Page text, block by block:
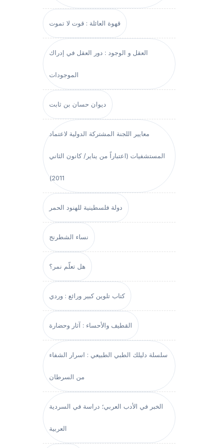
قهوة العائلة : قوت لا تموت
العقل و الوجود : دور العقل في إدراك
الموجودات
ديوان حسان بن ثابت
معايير اللجنة المشتركة الدولية لاعتماد
المستشفيات (اعتباراً من يناير/ كانون الثاني
2011)
دولة فلسطينية للهنود الحمر
نساء الشطرنج
هل تعلّم نمر؟
كتاب تلوين كبير ورائع : وردي
القطيف والأحساء : آثار وحضارة
سلسلة دليلك الطبي الطبيعي : اسرار الشفاء
من السرطان
الخبر في الأدب العربي؛ دراسة في السردية
العربية